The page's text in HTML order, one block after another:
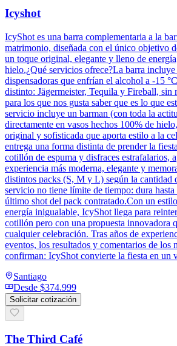
Icyshot
IcyShot es una barra complementaria a la
matrimonio, diseñada con el único objetivo
un toque original, elegante y lleno de
hielo.¿Qué servicios ofrece?La barra incluye
dispensadoras que enfrían el alcohol a -15
distinto: Jägermeister, Tequila y Fireball, sin
para los que nos gusta saber que es lo que
servicio incluye un barman (con toda la
directamente en vasos hechos 100% de
original y sofisticada que aporta estilo a la
entrega una forma distinta de prender la
cotillón de espuma y disfraces estrafalarios,
experiencia más moderna, elegante y
distintos packs (S, M y L) según la cantidad
servicio no tiene límite de tiempo: dura hasta
último shot del pack contratado.Con un
energía inigualable, IcyShot llega para
cotillón pero con una propuesta innovadora
cualquier celebración. Tras años de
eventos, los resultados y comentarios de los
confirman: IcyShot convierte la fiesta en un
Santiago
Desde $374.999
Solicitar cotización
The Third Café